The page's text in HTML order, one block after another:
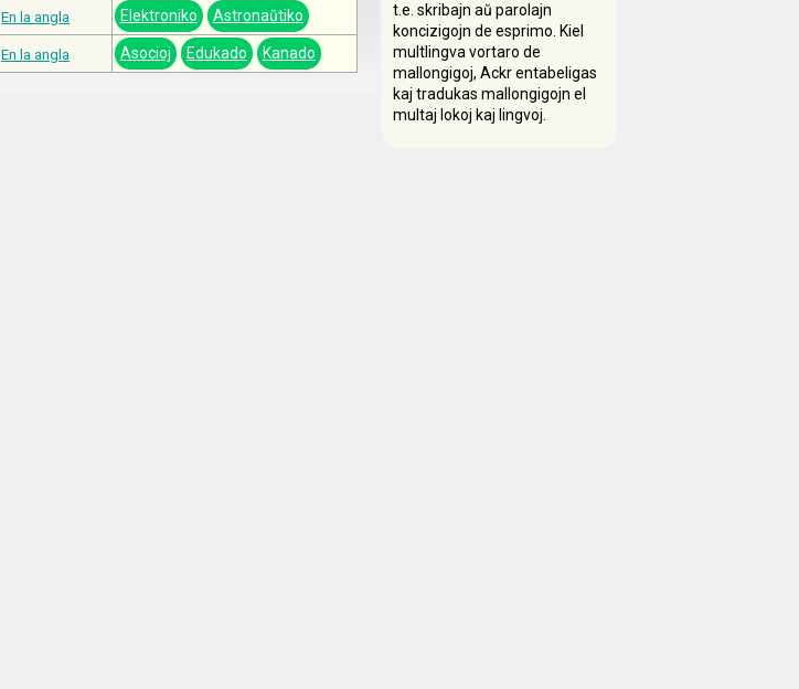
En la angla Elektroniko Astronaŭtiko
En la angla Asocioj Edukado Kanado
t.e. skribajn aŭ parolajn
koncizigojn de esprimo. Kiel
multlingva vortaro de
mallongigoj, Ackr entabeligas
kaj tradukas mallongigojn el
multaj lokoj kaj lingvoj.